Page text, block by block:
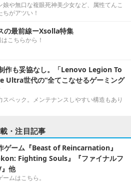
娘や無口な複眼死神美少女など、属性てんこ
がアツい！
の最前線ーXsolla特集
こちらから！
作も妥協なし。「Lenovo Legion To
Ultra世代の“全てこなせるゲーミング
スペック。メンテナンスしやすい構造もあり
・注目記事
ゲーム『Beast of Reincarnation』
Fighting Souls』『ファイナルフ
』他
ムはこちら。